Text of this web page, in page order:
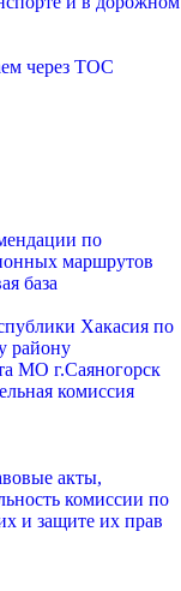
через ТОС
по
маршрутов
база
Хакасия по
району
МО г.Саяногорск
комиссия
акты,
комиссии по
и защите их прав